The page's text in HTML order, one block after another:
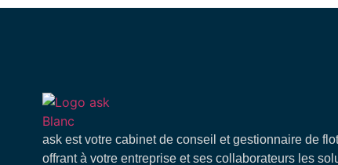
ask est votre cabinet de conseil et gestionnaire de
offrant à votre entreprise et ses collaborateurs les